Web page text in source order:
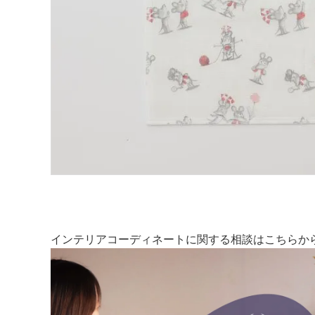
インテリアコーディネートに関する相談はこちら